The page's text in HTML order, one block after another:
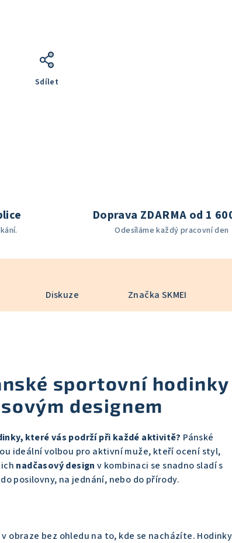
Sdílet
Doprava ZDARMA od 1
Odesíláme každý pracovní den
Diskuze Značka SKMEI
sportovní
designem
které vás podrží při každé aktivitě? Pánské
ideální volbou pro aktivní muže, kteří ocení styl,
nadčasový design v kombinaci se snadno sladí s
posilovny, na jednání, nebo do přírody.
obraze bez ohledu na to, kde se nacházíte. Hodinky